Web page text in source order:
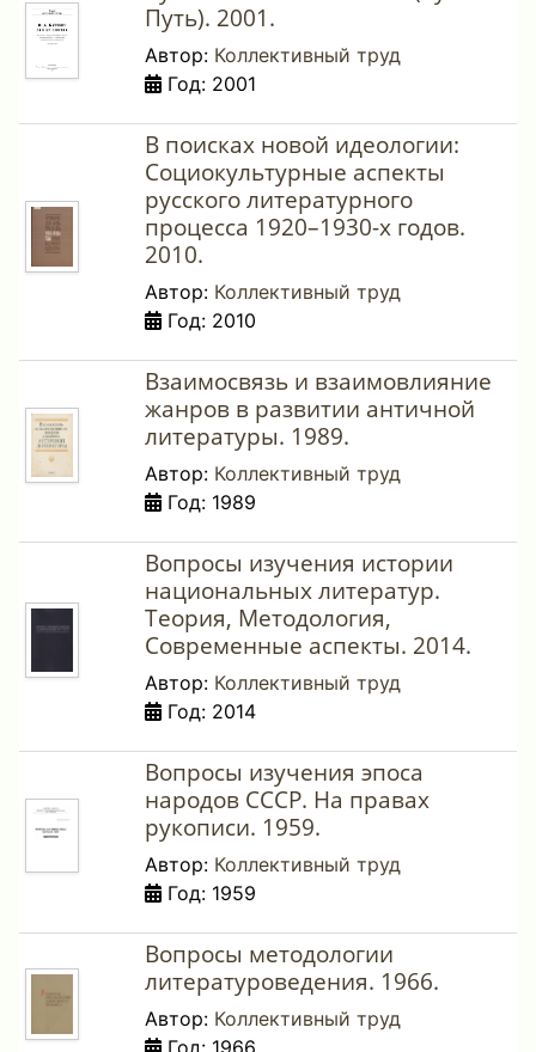
Путь). 2001.
Автор: Коллективный труд
Год: 2001
В поисках новой идеологии:
Социокультурные аспекты
русского литературного
процесса 1920–1930-х годов.
2010.
Автор: Коллективный труд
Год: 2010
Взаимосвязь и взаимовлияние
жанров в развитии античной
литературы. 1989.
Автор: Коллективный труд
Год: 1989
Вопросы изучения истории
национальных литератур.
Теория, Методология,
Современные аспекты. 2014.
Автор: Коллективный труд
Год: 2014
Вопросы изучения эпоса
народов СССР. На правах
рукописи. 1959.
Автор: Коллективный труд
Год: 1959
Вопросы методологии
литературоведения. 1966.
Автор: Коллективный труд